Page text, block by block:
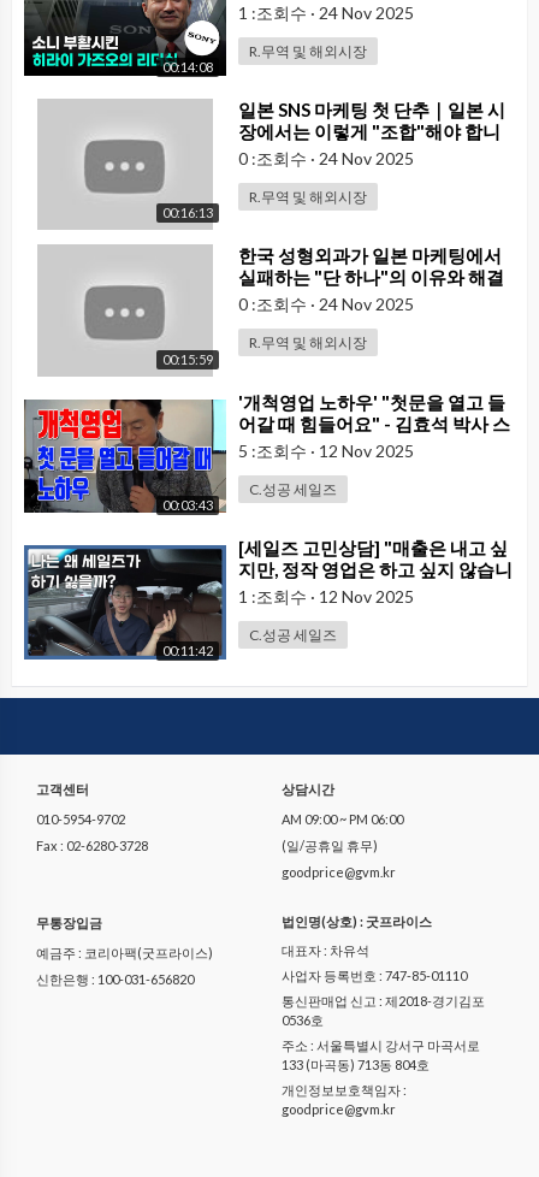
00:14:08
1 :조회수 · 24 Nov 2025
R.무역 및 해외시장
00:16:13
⁣일본 SNS 마케팅 첫 단추｜일본 시
장에서는 이렇게 "조합"해야 합니
다!
0 :조회수 · 24 Nov 2025
R.무역 및 해외시장
00:15:59
⁣한국 성형외과가 일본 마케팅에서
실패하는 "단 하나"의 이유와 해결
책
0 :조회수 · 24 Nov 2025
R.무역 및 해외시장
00:03:43
⁣'개척영업 노하우' "첫문을 열고 들
어갈 때 힘들어요" - 김효석 박사 스
피치 즉문즉설 부산 20181222
5 :조회수 · 12 Nov 2025
C.성공 세일즈
00:11:42
⁣[세일즈 고민상담] "매출은 내고 싶
지만, 정작 영업은 하고 싶지 않습니
다."
1 :조회수 · 12 Nov 2025
C.성공 세일즈
고객센터
010-5954-9702
Fax : 02-6280-3728
상담시간
AM 09:00 ~ PM 06:00
(일/공휴일 휴무)
goodprice@gvm.kr
무통장입금
예금주 : 코리아팩(굿프라이스)
신한은행 : 100-031-656820
법인명(상호) : 굿프라이스
대표자 : 차유석
사업자 등록번호 : 747-85-01110
통신판매업 신고 : 제2018-경기김포
0536호
주소 : 서울특별시 강서구 마곡서로
133 (마곡동) 713동 804호
개인정보보호책임자 :
goodprice@gvm.kr